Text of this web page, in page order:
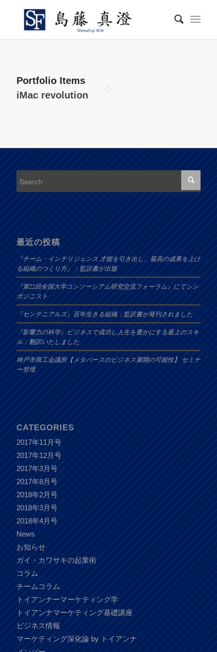
Portfolio Items
iMac revolution
最近の投稿
『チーム・インテリジェンス 才能を引き出し、最高の成果を上げ
る組織のつくり方』：監訳書が出版
『第22回全国大学コンソーシアム研究交流フォーラム』にてシン
ポジニスト
『センテニアルズ』百年生きる組織：監訳書が発刊されました
『影響力の科学』ビジネスで成功し人生を豊かにする最上のスキ
ル：翻訳いたしました
神戸市商工会議所【メタバースのビジネス展開の可能性】 セミナ
ー登壇
CATEGORIES
2017年11月号
2017年12月号
2017年3月号
2017年8月号
2018年2月号
2018年3月号
2018年4月号
News
お知らせ
ガイ・カワサキの起業術
コラム
チームコラム
トイアンナーマーケティング学
トイアンナマーケティング基礎講座
ビジネス情報
マーケティング深化論 by トイアンナ